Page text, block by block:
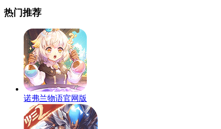
热门推荐
诺弗兰物语官网版